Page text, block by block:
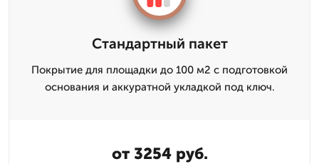
Стандартный пакет
Покрытие для площадки до 100 м2 с подготовкой
основания и аккуратной укладкой под ключ.
от 3254 руб.